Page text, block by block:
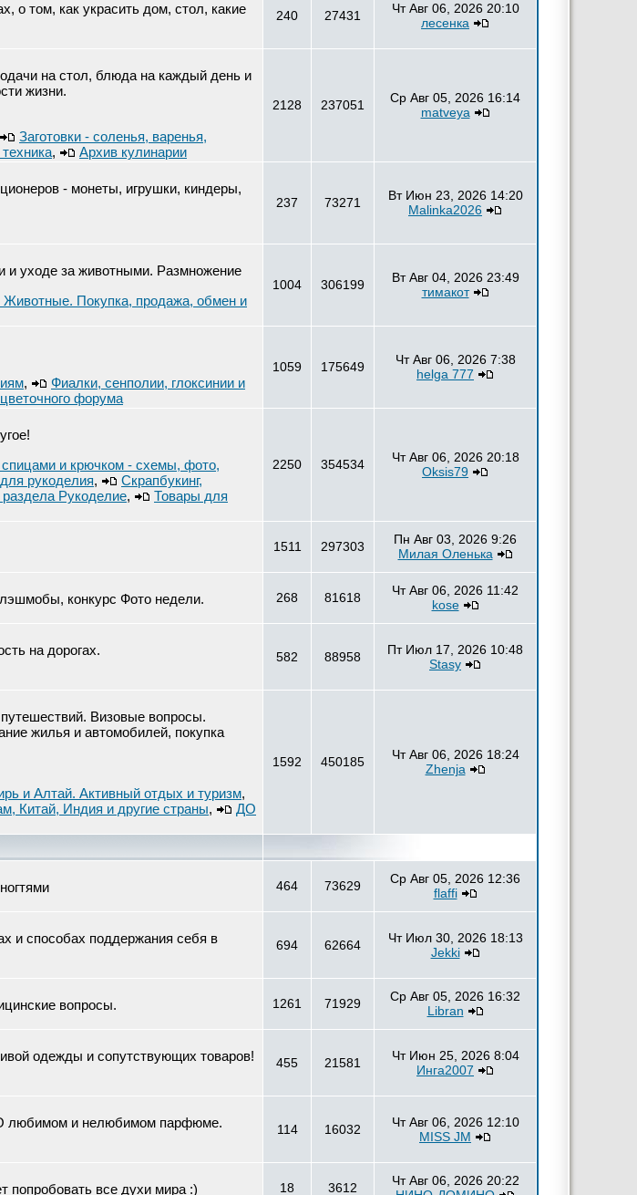
о том, как украсить дом, стол, какие
240 27431
Чт Авг 06, 2026 20:10
лесенка
на стол, блюда на каждый день и
жизни.
Заготовки - соленья, варенья,
, Архив кулинарии
2128 237051
Ср Авг 05, 2026 16:14
matveya
- монеты, игрушки, киндеры,
237 73271
Вт Июн 23, 2026 14:20
Malinka2026
и уходе за животными. Размножение
Покупка, продажа, обмен и
1004 306199
Вт Авг 04, 2026 23:49
тимакот
,
Фиалки, сенполии, глоксинии и
форума
1059 175649
Чт Авг 06, 2026 7:38
helga 777
спицами и крючком - схемы, фото,
рукоделия,
Скрапбукинг,
Рукоделие,
Товары для
2250 354534
Чт Авг 06, 2026 20:18
Oksis79
1511 297303
Пн Авг 03, 2026 9:26
Милая Оленька
конкурс Фото недели.
268 81618
Чт Авг 06, 2026 11:42
kose
на дорогах.
582 88958
Пт Июл 17, 2026 10:48
Stasy
Визовые вопросы.
жилья и автомобилей, покупка
и Алтай. Активный отдых и туризм,
Китай, Индия и другие страны,
ДО
1592 450185
Чт Авг 06, 2026 18:24
Zhenja
464 73629
Ср Авг 05, 2026 12:36
flaffi
и способах поддержания себя в
694 62664
Чт Июл 30, 2026 18:13
Jekki
вопросы. 1261 71929
Ср Авг 05, 2026 16:32
Libran
одежды и сопутствующих товаров!
455 21581
Чт Июн 25, 2026 8:04
Инга2007
любимом и нелюбимом парфюме.
114 16032
Чт Авг 06, 2026 12:10
MISS JM
попробовать все духи мира :)
18 3612
Чт Авг 06, 2026 20:22